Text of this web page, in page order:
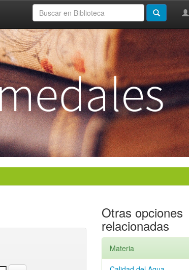
Otras opciones
relacionadas
Materia